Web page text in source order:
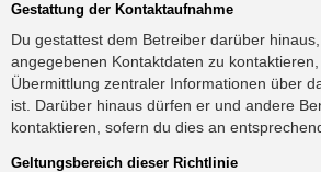
Gestattung der Kontaktaufnahme
Du gestattest dem Betreiber darüber
angegebenen Kontaktdaten zu
Übermittlung zentraler Informationen über
ist. Darüber hinaus dürfen er und andere
kontaktieren, sofern du dies an
Geltungsbereich dieser Richtlinie